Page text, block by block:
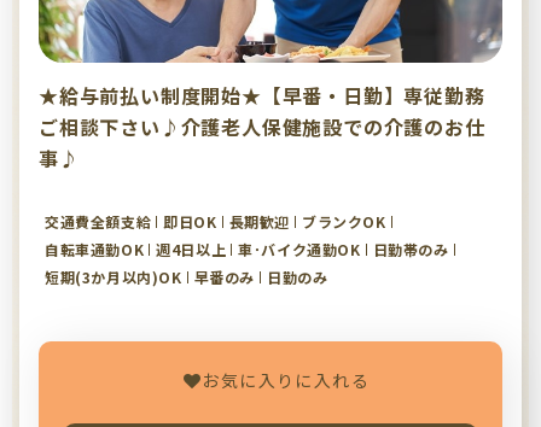
★給与前払い制度開始★【早番・日勤】専従勤務
ご相談下さい♪介護老人保健施設での介護のお仕
事♪
交通費全額支給 即日OK 長期歓迎
ブランクOK
自転車通勤OK
週4日以上 車･バイク通勤OK
日勤帯のみ
短期(3か月以内)OK
早番のみ 日勤のみ
お気に入りに入れる